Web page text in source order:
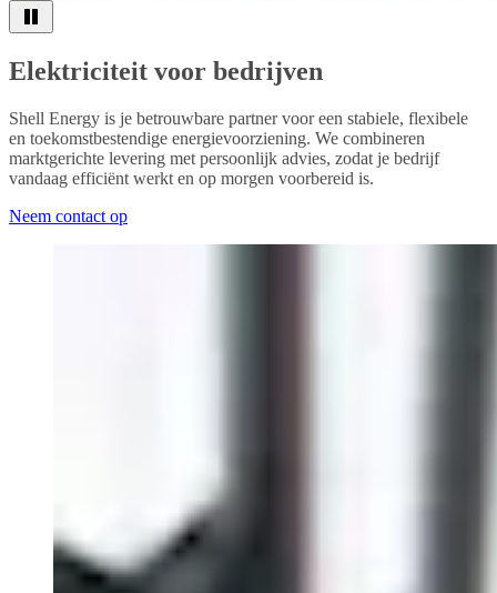
Elektriciteit voor bedrijven
Shell Energy is je betrouwbare partner voor een stabiele, flexibele
en toekomstbestendige energievoorziening. We combineren
marktgerichte levering met persoonlijk advies, zodat je bedrijf
vandaag efficiënt werkt en op morgen voorbereid is.
Neem contact op